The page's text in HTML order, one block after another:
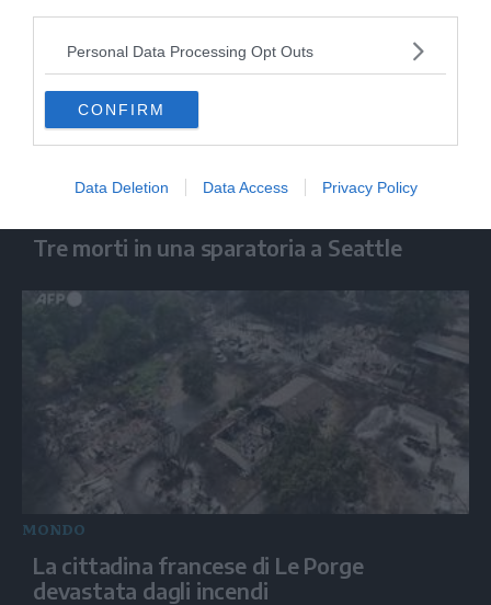
Personal Data Processing Opt Outs
CONFIRM
Data Deletion Data Access Privacy Policy
Tre morti in una sparatoria a Seattle
MONDO
La cittadina francese di Le Porge
devastata dagli incendi